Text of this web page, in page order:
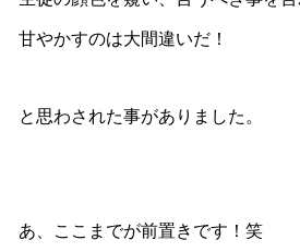
甘やかすのは大間違いだ！
と思わされた事がありました。
あ、ここまでが前置きです！笑